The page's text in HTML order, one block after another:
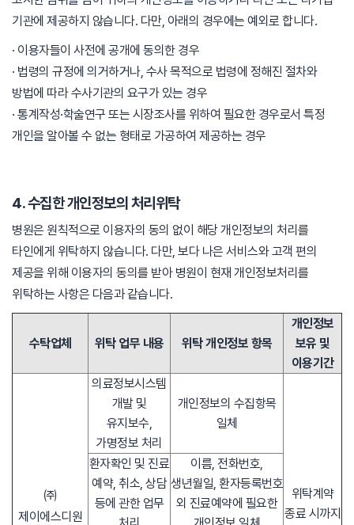
기관에 제공하지 않습니다. 다만, 아래의 경우에는 예외로 합니다.
· 이용자들이 사전에 공개에 동의한 경우
· 법령의 규정에 의거하거나, 수사 목적으로 법령에 정해진 절차와
방법에 따라 수사기관의 요구가 있는 경우
· 통계작성·학술연구 또는 시장조사를 위하여 필요한 경우로서 특정
개인을 알아볼 수 없는 형태로 가공하여 제공하는 경우
4. 수집한 개인정보의 처리위탁
병원은 원칙적으로 이용자의 동의 없이 해당 개인정보의 처리를
타인에게 위탁하지 않습니다. 다만, 보다 나은 서비스와 고객 편의
제공을 위해 이용자의 동의를 받아 병원이 현재 개인정보처리를
위탁하는 사항은 다음과 같습니다.
수탁업체 위탁 업무 내용 위탁 개인정보 항목
개인정보
보유 및
이용기간
㈜
제이에스디원
의료정보시스템
개발 및
유지보수,
가명정보 처리
개인정보의 수집항목
일체
위탁계약
종료 시까지
환자확인 및 진료
예약, 취소, 상담
등에 관한 업무
이름, 전화번호,
생년월일, 환자등록번호
외 진료예약에 필요한